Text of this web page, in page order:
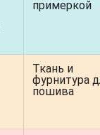
примеркой
Ткань и
фурнитура
пошива